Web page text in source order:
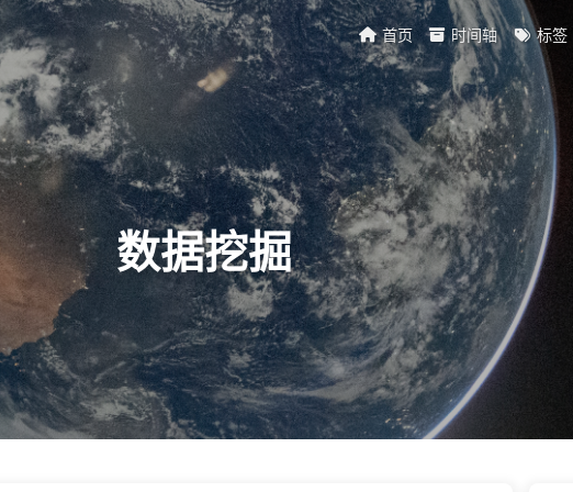
首页 时间轴 标签
数据挖掘